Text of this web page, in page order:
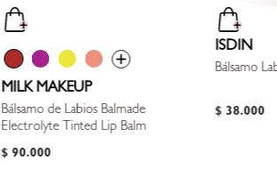
MILK MAKEUP
Bálsamo de Labios Balmade
Electrolyte Tinted Lip Balm
$ 90.000
ISDIN
Bálsamo
$ 38.000